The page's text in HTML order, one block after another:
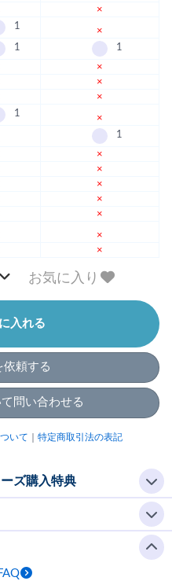
×
1
×
1 1
×
×
×
1
×
1
×
×
×
×
×
×
×
お気に入り
入れる
依頼する
問い合わせる
いて 特定商取引法の表記
ズ購入特典